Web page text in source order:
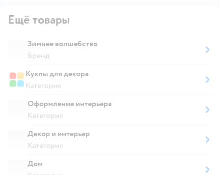
Ещё товары
Зимнее волшебство
Бренд
Куклы для декора
Категория
Оформление интерьера
Категория
Декор и интерьер
Категория
Дом